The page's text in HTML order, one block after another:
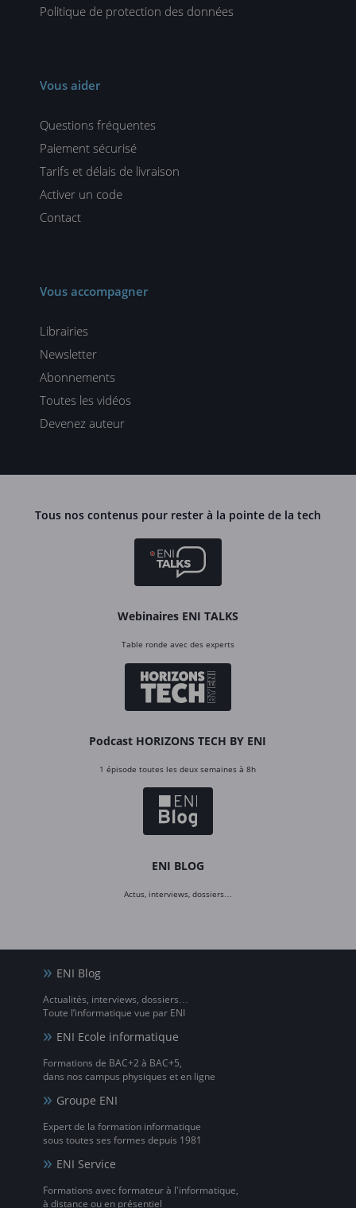
Politique de protection des données
Vous aider
Questions fréquentes
Paiement sécurisé
Tarifs et délais de livraison
Activer un code
Contact
Vous accompagner
Librairies
Newsletter
Abonnements
Toutes les vidéos
Devenez auteur
Tous nos contenus pour rester à la pointe de la tech
Webinaires ENI TALKS
Table ronde avec des experts
Podcast HORIZONS TECH BY ENI
1 épisode toutes les deux semaines à 8h
ENI BLOG
Actus, interviews, dossiers…
ENI Blog
Actualités, interviews, dossiers…
Toute l’informatique vue par ENI
ENI Ecole informatique
Formations de BAC+2 à BAC+5,
dans nos campus physiques et en ligne
Groupe ENI
Expert de la formation informatique
sous toutes ses formes depuis 1981
ENI Service
Formations avec formateur à l'informatique,
à distance ou en présentiel